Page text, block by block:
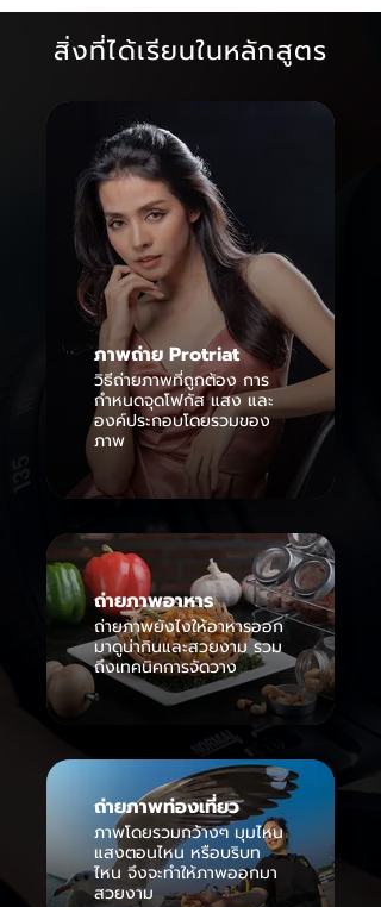
สิ่งที่ได้เรียนในหลักสูตร
ภาพถ่าย Protriat
วิธีถ่ายภาพที่ถูกต้อง การ
กำหนดจุดโฟกัส แสง และ
องค์ประกอบโดยรวมของ
ภาพ
ถ่ายภาพอาหาร
ถ่ายภาพยังไงให้อาหารออก
มาดูน่ากินและสวยงาม รวม
ถึงเทคนิคการจัดวาง
ถ่ายภาพท่องเที่ยว
ภาพโดยรวมกว้างๆ มุมไหน
แสงตอนไหน หรือบริบท
ไหน จึงจะทำให้ภาพออกมา
สวยงาม